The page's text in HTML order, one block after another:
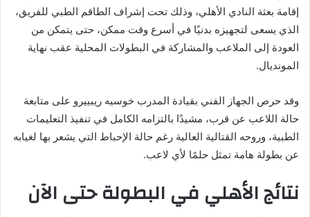
إقامة بعثة النادي الأهلي، وذلك تحت إشراف الطاقم الطبي للفريق،
الذي يسعى لتجهيزه بدنيًا في أسرع وقت ممكن، حتى يتمكن من
العودة إلى الملاعب والمشاركة في البطولات المحلية عقب نهاية
المونديال.
وقد حرص الجهاز الفني بقيادة المدرب خوسيه ريبييرو على متابعة
حالة اللاعب عن قرب، مشيدًا بالتزامه الكامل في تنفيذ التعليمات
الطبية، وروحه القتالية العالية رغم حالة الإحباط التي يشعر بها لغيابه
عن بطولة هامة تمثل حلمًا لأي لاعب.
نتائج الأهلي في البطولة حتى الآن